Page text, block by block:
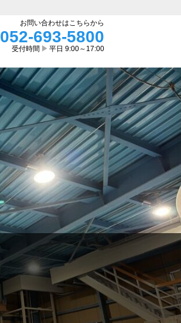
お問い合わせはこちらから
052-693-5800
受付時間 ▶ 平日 9:00～17:00